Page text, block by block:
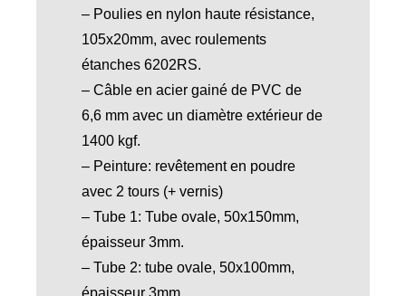
– Poulies en nylon haute résistance,
105x20mm, avec roulements
étanches 6202RS.
– Câble en acier gainé de PVC de
6,6 mm avec un diamètre extérieur de
1400 kgf.
– Peinture: revêtement en poudre
avec 2 tours (+ vernis)
– Tube 1: Tube ovale, 50x150mm,
épaisseur 3mm.
– Tube 2: tube ovale, 50x100mm,